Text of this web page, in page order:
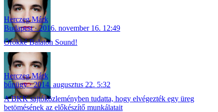
Herczeg Márk
Budapest
2016. november 16. 12:49
Örökké Balaton Sound!
Herczeg Márk
bűnügy
2014. augusztus 22. 5:32
A BKK sajtóközleményben tudatta, hogy elvégezték egy üreg
betömésének az előkészítő munkálatait